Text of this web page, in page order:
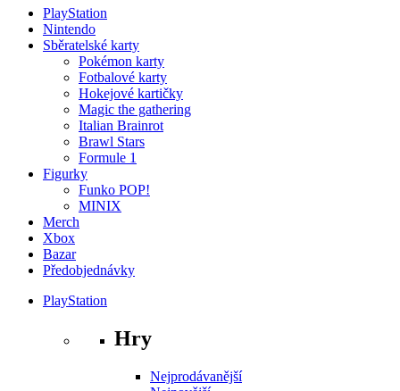
PlayStation
Nintendo
Sběratelské karty
Pokémon karty
Fotbalové karty
Hokejové kartičky
Magic the gathering
Italian Brainrot
Brawl Stars
Formule 1
Figurky
Funko POP!
MINIX
Merch
Xbox
Bazar
Předobjednávky
PlayStation
Hry
Nejprodávanější